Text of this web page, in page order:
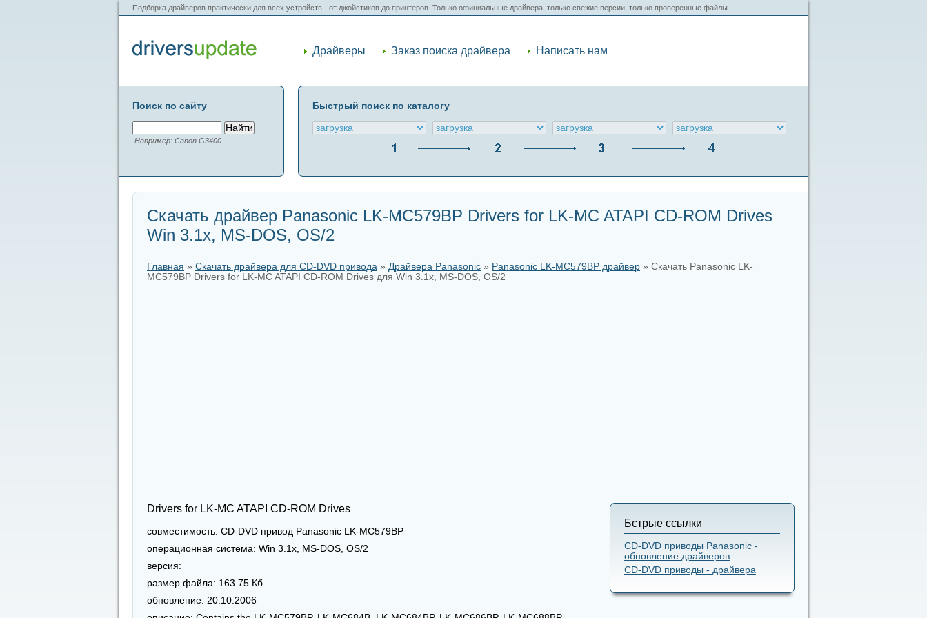
Подборка драйверов практически для всех устройств - от джойстиков до принтеров. Только официальные драйвера, только свежие версии, только проверенные файлы.
Драйверы Заказ поиска драйвера Написать нам
Поиск по сайту
Например: Canon G3400
Быстрый поиск по каталогу
Скачать драйвер Panasonic LK-MC579BP Drivers for LK-MC ATAPI CD-ROM Drives
Win 3.1x, MS-DOS, OS/2
Главная » Скачать драйвера для CD-DVD привода » Драйвера Panasonic » Panasonic LK-MC579BP драйвер » Скачать Panasonic LK-
MC579BP Drivers for LK-MC ATAPI CD-ROM Drives для Win 3.1x, MS-DOS, OS/2
Drivers for LK-MC ATAPI CD-ROM Drives
совместимость: CD-DVD привод Panasonic LK-MC579BP
операционная система: Win 3.1x, MS-DOS, OS/2
версия:
размер файла: 163.75 Кб
обновление: 20.10.2006
Бстрые ссылки
CD-DVD приводы Panasonic -
обновление драйверов
CD-DVD приводы - драйвера